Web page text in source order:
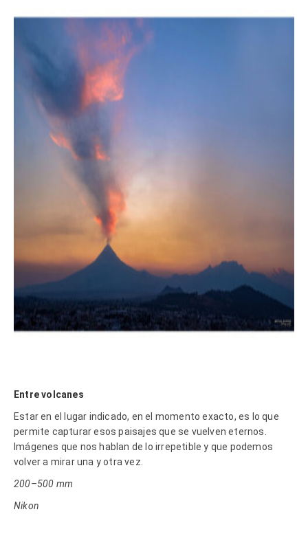
Entre volcanes
Estar en el lugar indicado, en el momento exacto, es lo que
permite capturar esos paisajes que se vuelven eternos.
Imágenes que nos hablan de lo irrepetible y que podemos
volver a mirar una y otra vez.
200–500 mm
Nikon